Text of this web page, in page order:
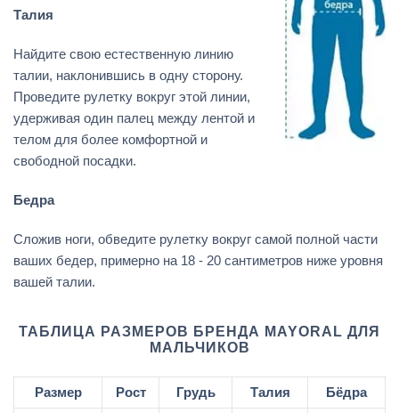
Талия
Найдите свою естественную линию
талии, наклонившись в одну сторону.
Проведите рулетку вокруг этой линии,
удерживая один палец между лентой и
телом для более комфортной и
свободной посадки.
Бедра
Сложив ноги, обведите рулетку вокруг самой полной части
ваших бедер, примерно на 18 - 20 сантиметров ниже уровня
вашей талии.
ТАБЛИЦА РАЗМЕРОВ БРЕНДА MAYORAL ДЛЯ
МАЛЬЧИКОВ
Размер Рост Грудь Талия Бёдра